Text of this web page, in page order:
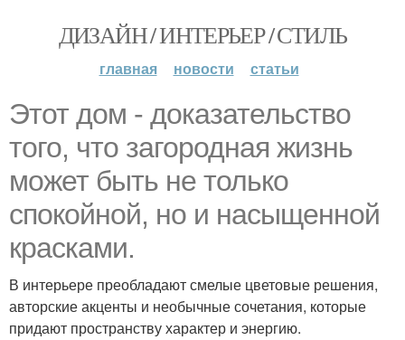
ДИЗАЙН / ИНТЕРЬЕР / СТИЛЬ
главная новости статьи
Этот дом - доказательство
того, что загородная жизнь
может быть не только
спокойной, но и насыщенной
красками.
В интерьере преобладают смелые цветовые решения,
авторские акценты и необычные сочетания, которые
придают пространству характер и энергию.